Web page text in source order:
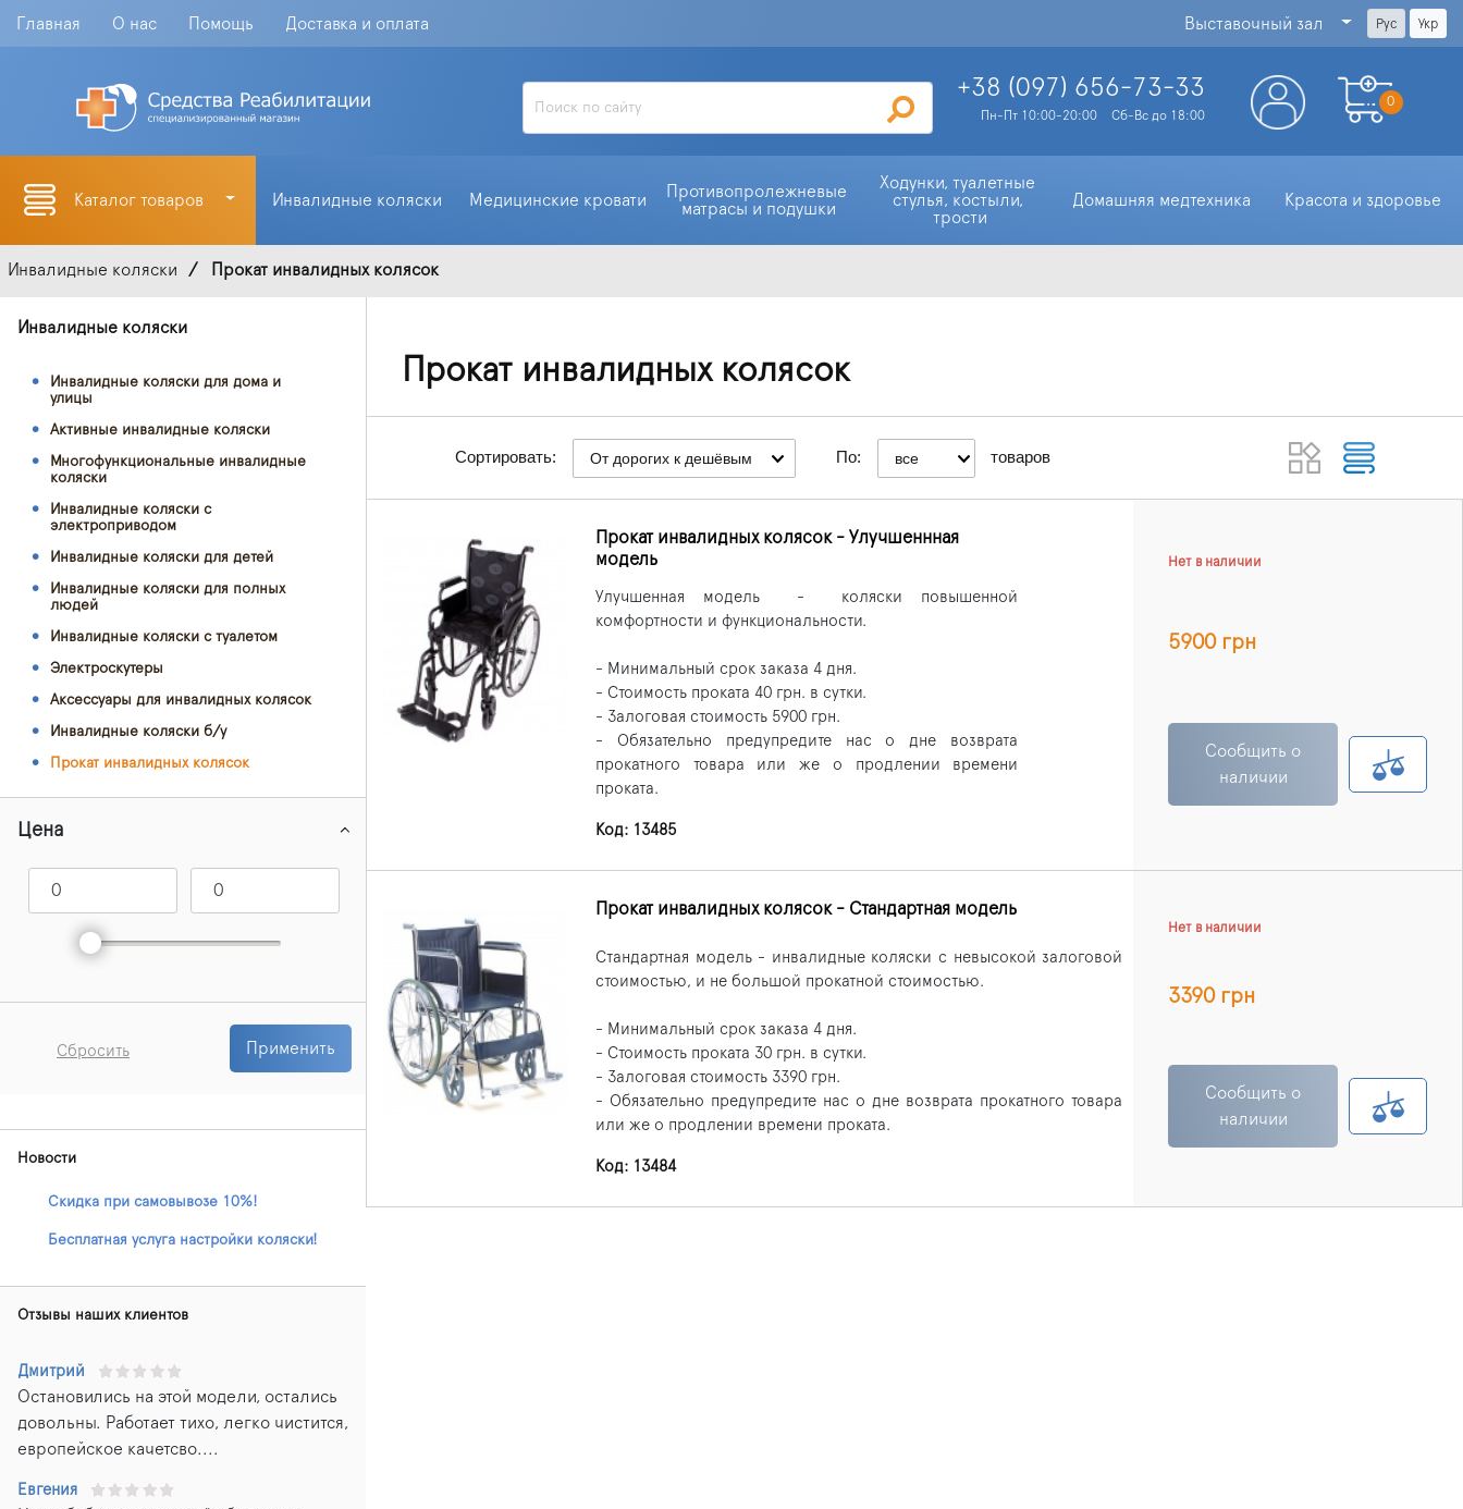
Главная О нас Помощь Доставка и оплата Выставочный зал Рус Укр
+38 (097) 656-73-33
Пн-Пт 10:00-20:00 Сб-Вс до 18:00
0
Каталог товаров Инвалидные коляски Медицинские кровати
Противопролежневые
матрасы и подушки
Ходунки, туалетные
стулья, костыли,
трости
Домашняя медтехника Красота и здоровье
Инвалидные коляски Прокат инвалидных колясок
Инвалидные коляски
Инвалидные коляски для дома и
улицы
Активные инвалидные коляски
Многофункциональные инвалидные
коляски
Инвалидные коляски с
электроприводом
Инвалидные коляски для детей
Инвалидные коляски для полных
людей
Инвалидные коляски с туалетом
Электроскутеры
Аксессуары для инвалидных колясок
Инвалидные коляски б/у
Прокат инвалидных колясок
Цена
Сбросить Применить
Новости
Скидка при самовывозе 10%!
Бесплатная услуга настройки коляски!
Отзывы наших клиентов
Дмитрий
Остановились на этой модели, остались
довольны. Работает тихо, легко чистится,
европейское качетсво....
Евгения
Прокат инвалидных колясок
Сортировать: От дорогих к дешёвым По: все товаров
Прокат инвалидных колясок - Улучшеннная
модель
Улучшенная модель - коляски повышенной
комфортности и функциональности.
- Минимальный срок заказа 4 дня.
- Стоимость проката 40 грн. в сутки.
- Залоговая стоимость 5900 грн.
- Обязательно предупредите нас о дне возврата
прокатного товара или же о продлении времени
проката.
Код: 13485
Нет в наличии
5900 грн
Сообщить о
наличии
Прокат инвалидных колясок - Стандартная модель
Стандартная модель - инвалидные коляски с невысокой залоговой
стоимостью, и не большой прокатной стоимостью.
- Минимальный срок заказа 4 дня.
- Стоимость проката 30 грн. в сутки.
- Залоговая стоимость 3390 грн.
- Обязательно предупредите нас о дне возврата прокатного товара
или же о продлении времени проката.
Код: 13484
Нет в наличии
3390 грн
Сообщить о
наличии